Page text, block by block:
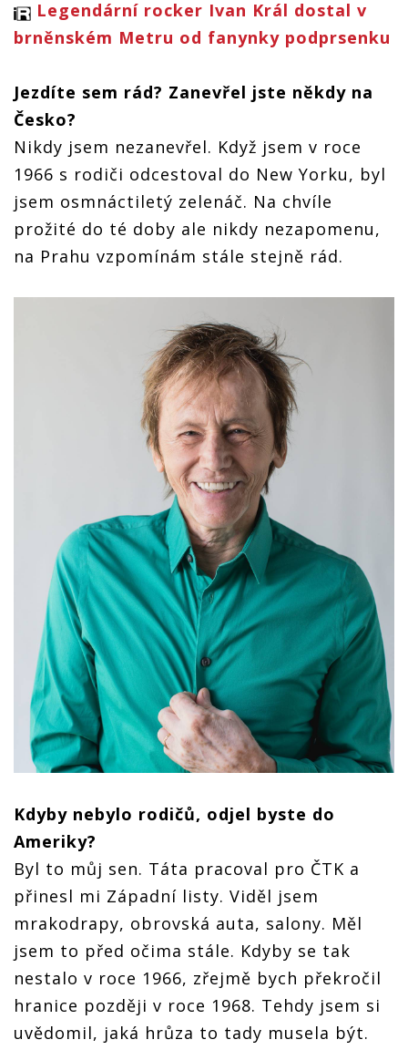
Legendární rocker Ivan Král dostal v
brněnském Metru od fanynky podprsenku
Jezdíte sem rád? Zanevřel jste někdy na
Česko?
Nikdy jsem nezanevřel. Když jsem v roce
1966 s rodiči odcestoval do New Yorku, byl
jsem osmnáctiletý zelenáč. Na chvíle
prožité do té doby ale nikdy nezapomenu,
na Prahu vzpomínám stále stejně rád.
Kdyby nebylo rodičů, odjel byste do
Ameriky?
Byl to můj sen. Táta pracoval pro ČTK a
přinesl mi Západní listy. Viděl jsem
mrakodrapy, obrovská auta, salony. Měl
jsem to před očima stále. Kdyby se tak
nestalo v roce 1966, zřejmě bych překročil
hranice později v roce 1968. Tehdy jsem si
uvědomil, jaká hrůza to tady musela být.